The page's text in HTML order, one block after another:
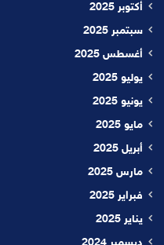
أكتوبر 2025
سبتمبر 2025
أغسطس 2025
يوليو 2025
يونيو 2025
مايو 2025
أبريل 2025
مارس 2025
فبراير 2025
يناير 2025